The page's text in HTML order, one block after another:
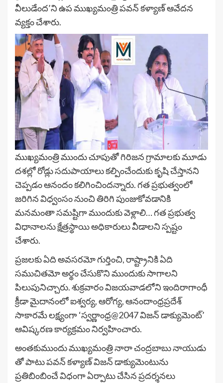
వీలుడేంద’ని ఉప ముఖ్యమంత్రి పవన్ కళ్యాణ్ ఆవేదన
వ్యక్తం చేశారు.
ముఖ్యమంత్రి ముందు చూపుతో గిరిజన గ్రామాలకు మూడు
దశల్లో రోడ్లు సదుపాయాలు కల్పించేందుకు కృషి చేస్తానని
చెప్పడం ఆనందం కలిగించిందన్నారు. గత ప్రభుత్వంలో
జరిగిన విధ్వంసం నుంచి తిరిగి పుంజుకోవడానికి
మనమంతా సమష్టిగా ముందుకు వెళ్లాలి… గత ప్రభుత్వ
విధానాలను క్షేత్రస్థాయి అధికారులు వీడాలని స్పష్టం
చేశారు.
ప్రజలకు ఏది అవసరమో గుర్తించి, రాష్ట్రానికి ఏది
సముచితమో అర్థం చేసుకొని ముందుకు సాగాలని
పిలుపునిచ్చారు. శుక్రవారం విజయవాడలోని ఇందిరాగాంధీ
క్రీడా మైదానంలో ఐశ్వర్య, ఆరోగ్య, ఆనందాంధ్రప్రదేశ్
సాకారమే లక్ష్యంగా ‘స్వర్ణాంధ్ర@2047 విజన్ డాక్యుమెంట్’
ఆవిష్కరణ కార్యక్రమం నిర్వహించారు.
అంతకుముందు ముఖ్యమంత్రి నారా చంద్రబాబు నాయుడు
తో పాటు పవన్ కళ్యాణ్ విజన్ డాక్యుమెంటును
ప్రతిబింబించే విధంగా ఏర్పాటు చేసిన ప్రదర్శనలు